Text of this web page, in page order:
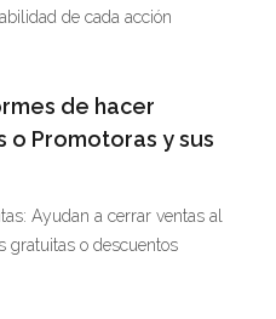
de cada acción
de hacer
o Promotoras y sus
Ayudan a cerrar ventas al
gratuitas o descuentos